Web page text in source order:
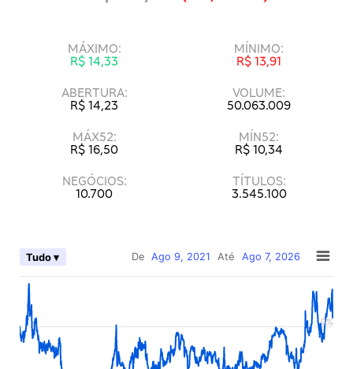
MÁXIMO:
R$ 14,33
MÍNIMO:
R$ 13,91
ABERTURA:
R$ 14,23
VOLUME:
50.063.009
MÁX52:
R$ 16,50
MÍN52:
R$ 10,34
NEGÓCIOS:
10.700
TÍTULOS:
3.545.100
De Ago 9, 2021 Até Ago 7, 2026
Tudo ▾
0%